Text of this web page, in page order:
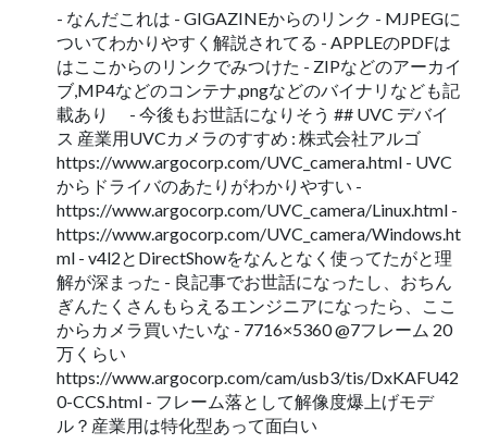
- なんだこれは - GIGAZINEからのリンク - MJPEGに
ついてわかりやすく解説されてる - APPLEのPDFは
はここからのリンクでみつけた - ZIPなどのアーカイ
ブ,MP4などのコンテナ,pngなどのバイナリなども記
載あり - 今後もお世話になりそう ## UVC デバイ
ス 産業用UVCカメラのすすめ : 株式会社アルゴ
https://www.argocorp.com/UVC_camera.html - UVC
からドライバのあたりがわかりやすい -
https://www.argocorp.com/UVC_camera/Linux.html -
https://www.argocorp.com/UVC_camera/Windows.ht
ml - v4l2とDirectShowをなんとなく使ってたがと理
解が深まった - 良記事でお世話になったし、おちん
ぎんたくさんもらえるエンジニアになったら、ここ
からカメラ買いたいな - 7716×5360 @7フレーム 20
万くらい
https://www.argocorp.com/cam/usb3/tis/DxKAFU42
0-CCS.html - フレーム落として解像度爆上げモデ
ル？産業用は特化型あって面白い